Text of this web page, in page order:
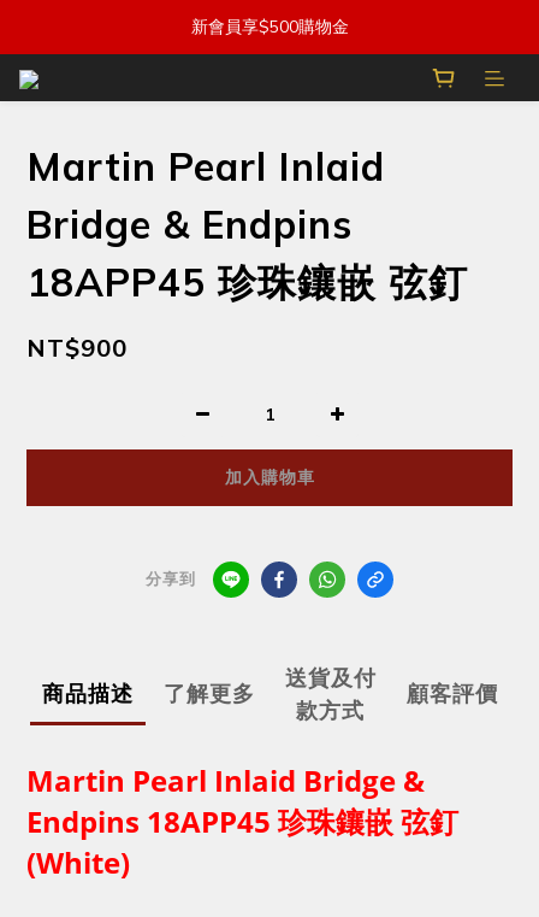
新會員享$500購物金
Martin Pearl Inlaid
Bridge & Endpins
18APP45 珍珠鑲嵌 弦釘
NT$900
加入購物車
分享到
商品描述 了解更多
送貨及付
款方式
顧客評價
Martin Pearl Inlaid Bridge &
Endpins 18APP45 珍珠鑲嵌 弦釘
(White)